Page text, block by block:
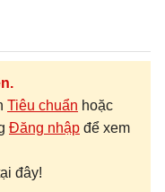
Tiêu chuẩn hoặc
Đăng nhập để xem
đây!